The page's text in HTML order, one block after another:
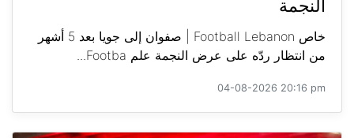
النجمة
خاص Football Lebanon | صفوان إلى جويا بعد 5 أشهر
من انتظار ردّه على عرض النجمة علم Footba...
04-08-2026 20:16 pm